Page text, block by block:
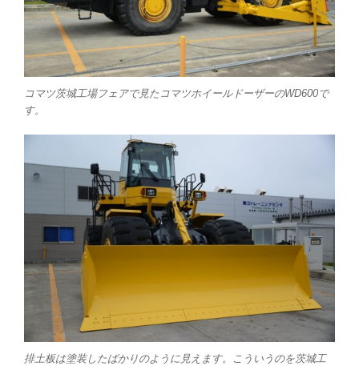
コマツ茨城工場フェアで見たコマツホイールドーザーのWD600で
す。
排土板は塗装したばかりのように見えます。こういうのを茨城工